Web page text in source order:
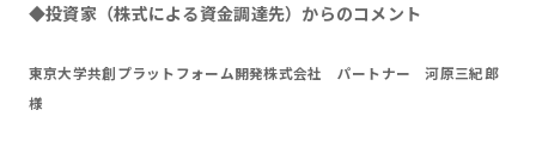
◆投資家（株式による資金調達先）からのコメント
東京大学共創プラットフォーム開発株式会社 パートナー 河原三紀郎
様